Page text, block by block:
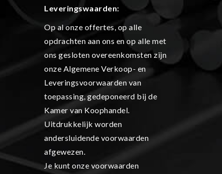
Leveringswaarden:
Op al onze offertes, op alle
opdrachten aan ons en op alle met
ons gesloten overeenkomsten zijn
onze Algemene Verkoop- en
Leveringsvoorwaarden van
toepassing, gedeponeerd bij de
Kamer van Koophandel.
Uitdrukkelijk worden
andersluidende voorwaarden
afgewezen.
Je kunt onze voorwaarden